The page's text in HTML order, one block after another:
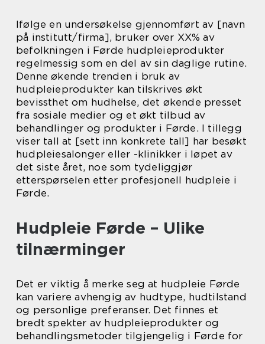
Ifølge en undersøkelse gjennomført av [navn
på institutt/firma], bruker over XX% av
befolkningen i Førde hudpleieprodukter
regelmessig som en del av sin daglige rutine.
Denne økende trenden i bruk av
hudpleieprodukter kan tilskrives økt
bevissthet om hudhelse, det økende presset
fra sosiale medier og et økt tilbud av
behandlinger og produkter i Førde. I tillegg
viser tall at [sett inn konkrete tall] har besøkt
hudpleiesalonger eller -klinikker i løpet av
det siste året, noe som tydeliggjør
etterspørselen etter profesjonell hudpleie i
Førde.
Hudpleie Førde – Ulike
tilnærminger
Det er viktig å merke seg at hudpleie Førde
kan variere avhengig av hudtype, hudtilstand
og personlige preferanser. Det finnes et
bredt spekter av hudpleieprodukter og
behandlingsmetoder tilgjengelig i Førde for